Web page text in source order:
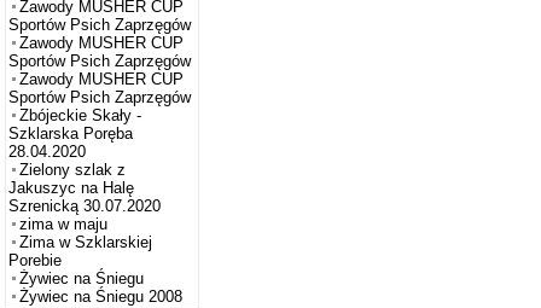
Zawody MUSHER CUP
Sportów Psich Zaprzęgów
Zawody MUSHER CUP
Sportów Psich Zaprzęgów
Zawody MUSHER CUP
Sportów Psich Zaprzęgów
Zbójeckie Skały -
Szklarska Poręba
28.04.2020
Zielony szlak z
Jakuszyc na Halę
Szrenicką 30.07.2020
zima w maju
Zima w Szklarskiej
Porebie
Żywiec na Śniegu
Żywiec na Śniegu 2008